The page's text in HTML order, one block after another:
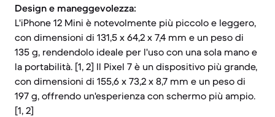
Design e maneggevolezza:
L'iPhone 12 Mini è notevolmente più piccolo e leggero,
con dimensioni di 131,5 x 64,2 x 7,4 mm e un peso di
135 g, rendendolo ideale per l'uso con una sola mano e
la portabilità. [1, 2] Il Pixel 7 è un dispositivo più grande,
con dimensioni di 155,6 x 73,2 x 8,7 mm e un peso di
197 g, offrendo un'esperienza con schermo più ampio.
[1, 2]